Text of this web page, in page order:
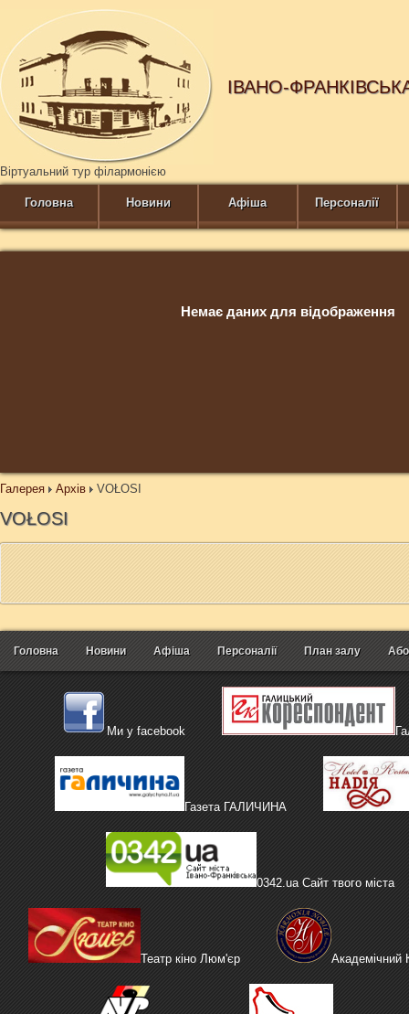
ІВАНО-
Віртуальний тур філармонією
Головна Новини Афіша Персоналії
Немає даних для відображення
Галерея Архів VOŁOSI
VOŁOSI
Головна Новини Афіша Персоналії План залу
Ми у facebook
Газета ГАЛИЧИНА
0342.ua Сайт твого міста
Театр кіно Люм'єр Академічний